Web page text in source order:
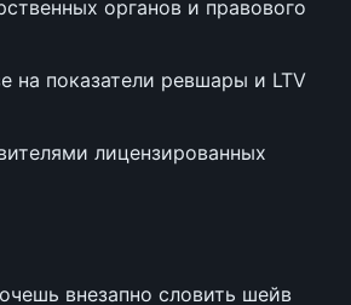
органов и правового
на показатели ревшары и LTV
лицензированных
внезапно словить шейв